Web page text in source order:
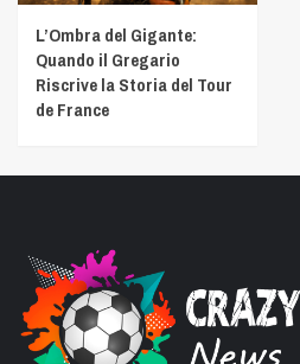
L’Ombra del Gigante:
Quando il Gregario
Riscrive la Storia del Tour
de France